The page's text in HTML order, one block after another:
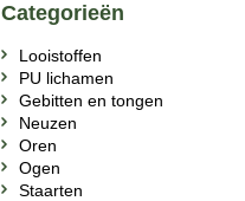
Categorieën
Looistoffen
PU lichamen
Gebitten en tongen
Neuzen
Oren
Ogen
Staarten